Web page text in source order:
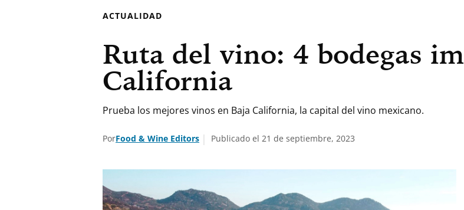
ACTUALIDAD
Ruta del vino: 4 bodegas
California
Prueba los mejores vinos en Baja California, la capital del vino mexicano.
PorFood & Wine Editors Publicado el 21 de septiembre, 2023